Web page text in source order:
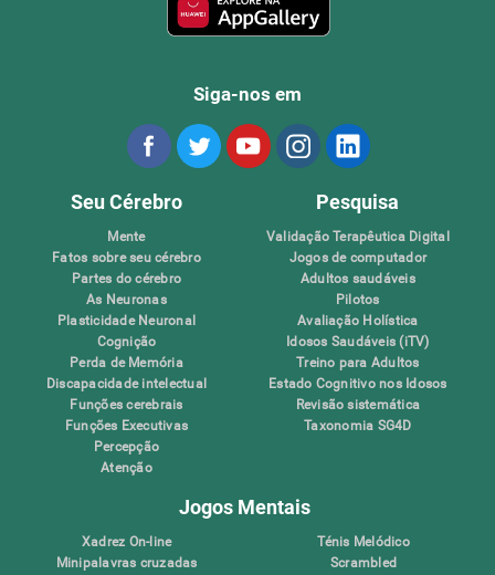
Siga-nos em
Seu Cérebro
Mente
Fatos sobre seu cérebro
Partes do cérebro
As Neuronas
Plasticidade Neuronal
Cognição
Perda de Memória
Discapacidade intelectual
Funções cerebrais
Funções Executivas
Percepção
Atenção
Pesquisa
Validação Terapêutica Digital
Jogos de computador
Adultos saudáveis
Pilotos
Avaliação Holística
Idosos Saudáveis (iTV)
Treino para Adultos
Estado Cognitivo nos Idosos
Revisão sistemática
Taxonomia SG4D
Jogos Mentais
Xadrez On-line
Minipalavras cruzadas
Ténis Melódico
Scrambled